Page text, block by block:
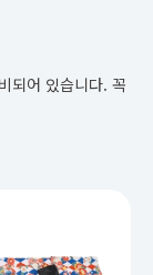
되어 있습니다. 꼭